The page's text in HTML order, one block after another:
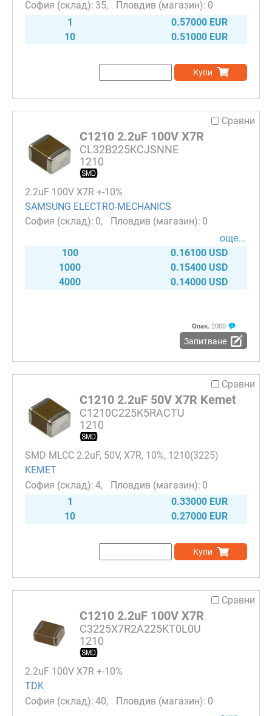
35
0
1
0.57000 EUR
10
0.51000 EUR
Купи
Сравни
C1210 2.2uF 100V X7R
CL32B225KCJSNNE
1210
2.2uF 100V X7R +-10%
SAMSUNG ELECTRO-MECHANICS
0
0
още...
100
0.16100 USD
1000
0.15400 USD
4000
0.14000 USD
Опак. 2000
Запитване
Сравни
C1210 2.2uF 50V X7R Kemet
C1210C225K5RACTU
1210
SMD MLCC 2.2uF, 50V, X7R, 10%, 1210(3225)
KEMET
4
0
1
0.33000 EUR
10
0.27000 EUR
Купи
Сравни
C1210 2.2uF 100V X7R
C3225X7R2A225KT0L0U
1210
2.2uF 100V X7R +-10%
TDK
40
0